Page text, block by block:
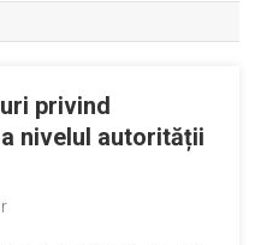
privind
nivelul autorității